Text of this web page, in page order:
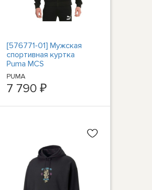
[576771-01] Мужская
спортивная куртка
Puma MCS
PUMA
7 790 ₽